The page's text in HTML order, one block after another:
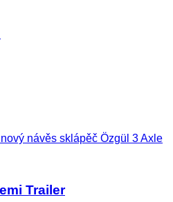
nový návěs sklápěč Özgül 3 Axle
Trailer